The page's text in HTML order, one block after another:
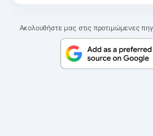
Ακολουθήστε μας στις προτιμώμενες